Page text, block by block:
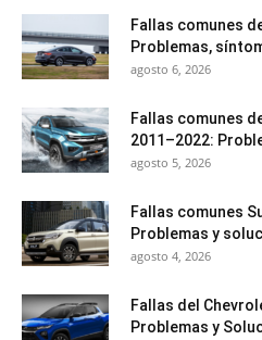
Fallas comunes
Problemas,
agosto 6, 2026
Fallas comunes
2011–2022:
agosto 5, 2026
Fallas comunes
Problemas y
agosto 4, 2026
Fallas del
Problemas y